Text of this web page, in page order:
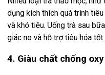
dụng kích thích quá trình
và khó tiêu. Uống trà sau
giác no và hỗ trợ tiêu hóa tốt
4. Giàu chất chống